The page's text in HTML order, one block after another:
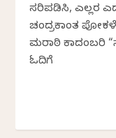
ಸರಿಪಡಿಸಿ, ಎಲ್ಲರ
ಚಂದ್ರಕಾಂತ
ಮರಾಠಿ ಕಾದಂಬರಿ
ಓದಿಗೆ